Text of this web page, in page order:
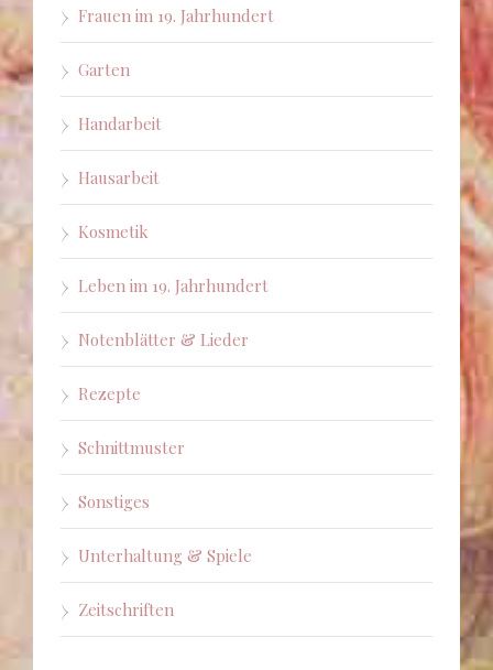
Frauen im 19. Jahrhundert
Garten
Handarbeit
Hausarbeit
Kosmetik
Leben im 19. Jahrhundert
Notenblätter & Lieder
Rezepte
Schnittmuster
Sonstiges
Unterhaltung & Spiele
Zeitschriften